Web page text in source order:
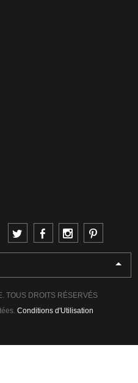
TOUS DROITS RÉSERVÉS
Conditions d'Utilisation